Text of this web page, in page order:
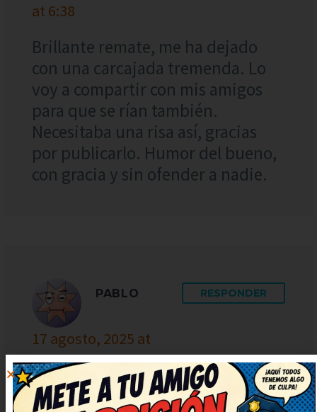
at 6:38
Brillante remate, me ha dejado
con una carcajada tremenda. Lo
voy a compartir con mis amigos
para que se rían también.
Necesitaba una risa así, gracias
por publicarlo. Humor del bueno,
con gracia y sin ofender a nadie.
PABLO
17 agosto, 2025 at
3:47
RESPONDER
Tremendo humor, justo lo que